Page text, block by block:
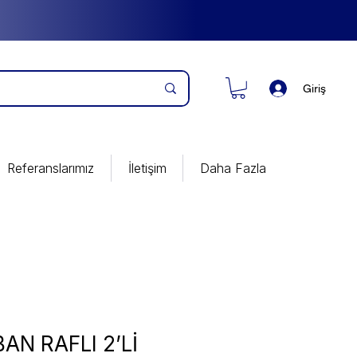
Giriş
Referanslarımız İletişim Daha Fazla
RAFLI 2’Lİ